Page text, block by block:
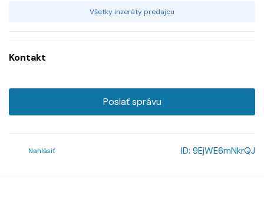
Všetky inzeráty predajcu
Kontakt
Poslať správu
Nahlásiť ID: 9EjWE6mNkrQJ